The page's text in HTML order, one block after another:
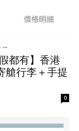
都有】香港
艙行李＋手提
0